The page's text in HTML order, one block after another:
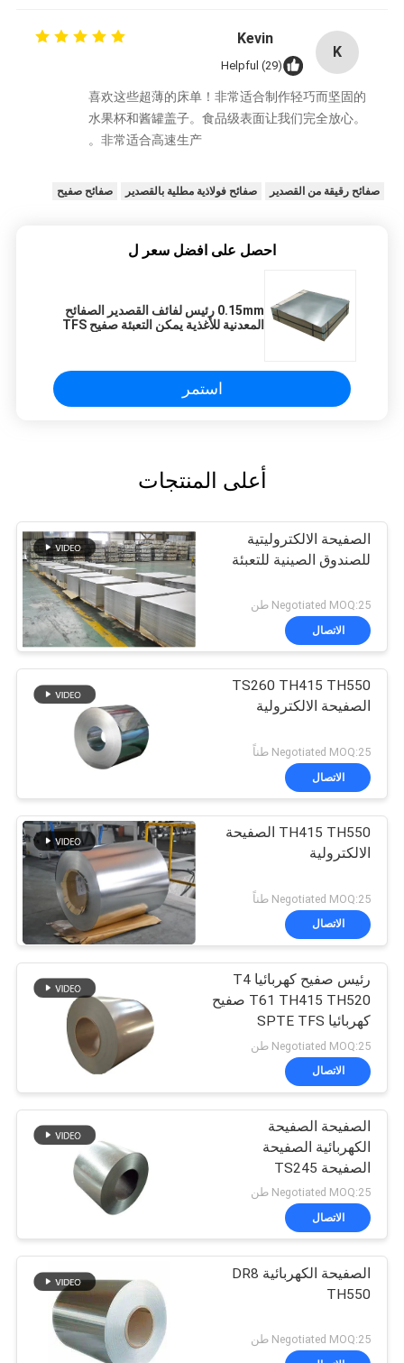
K
Kevin
Helpful (29)
喜欢这些超薄的床单！非常适合制作轻巧而坚固的
水果杯和酱罐盖子。食品级表面让我们完全放心。
非常适合高速生产。
صفائح رقيقة من القصدير صفائح فولاذية مطلية بالقصدير صفائح صفيح
احصل على افضل سعر ل
0.15mm رئيس لفائف القصدير الصفائح
المعدنية للأغذية يمكن التعبئة صفيح TFS
استمر
أعلى المنتجات
الصفيحة الالكتروليتية
للصندوق الصينية للتعبئة
Negotiated MOQ:25 طن
الاتصال
TS260 TH415 TH550
الصفيحة الالكترولية
Negotiated MOQ:25 طناً
الاتصال
TH415 TH550 الصفيحة
الالكترولية
Negotiated MOQ:25 طناً
الاتصال
رئيس صفيح كهربائيا T4
T61 TH415 TH520 صفيح
كهربائيا SPTE TFS
Negotiated MOQ:25 طن
الاتصال
الصفيحة الصفيحة
الكهربائية الصفيحة
الصفيحة TS245
Negotiated MOQ:25 طن
الاتصال
الصفيحة الكهربائية DR8
TH550
Negotiated MOQ:25 طن